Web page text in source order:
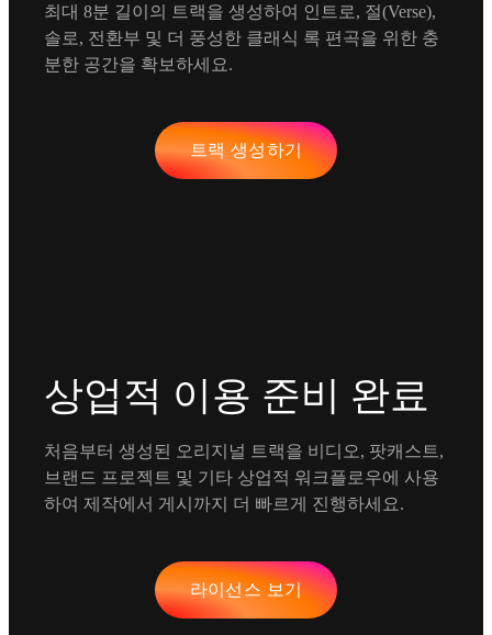
최대 8분 길이의 트랙을 생성하여 인트로, 절(Verse),
솔로, 전환부 및 더 풍성한 클래식 록 편곡을 위한 충
분한 공간을 확보하세요.
트랙 생성하기
상업적 이용 준비 완료
처음부터 생성된 오리지널 트랙을 비디오, 팟캐스트,
브랜드 프로젝트 및 기타 상업적 워크플로우에 사용
하여 제작에서 게시까지 더 빠르게 진행하세요.
라이선스 보기